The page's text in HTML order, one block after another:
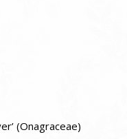
(Onagraceae)